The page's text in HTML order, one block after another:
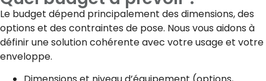
Le budget dépend principalement des dimensions, des
options et des contraintes de pose. Nous vous aidons à
définir une solution cohérente avec votre usage et votre
enveloppe.